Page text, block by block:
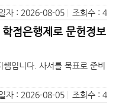
자 : 2026-08-05 조회수 : 4
점은행제로 문헌정보
입니다. 사서를 목표로 준비
자 : 2026-08-05 조회수 : 4